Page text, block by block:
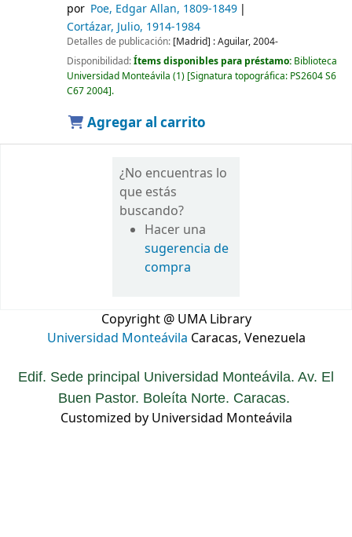
por Poe, Edgar Allan, 1809-1849
Cortázar, Julio, 1914-1984
Detalles de publicación: [Madrid] :Aguilar,2004-
Disponibilidad:Ítems disponibles para préstamo: Biblioteca
Universidad Monteávila (1) Signatura topográfica: PS2604 S6
C67 2004 .
Agregar al carrito
¿No encuentras lo
que estás
buscando?
Hacer una
sugerencia de
compra
Copyright @ UMA Library
Universidad Monteávila Caracas, Venezuela
Edif. Sede principal Universidad Monteávila. Av. El
Buen Pastor. Boleíta Norte. Caracas.
Customized by Universidad Monteávila